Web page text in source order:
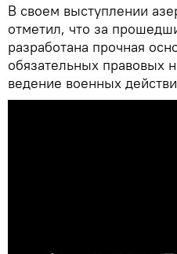
В своем выступлении
отметил, что за
разработана прочная
обязательных правовых
ведение военных